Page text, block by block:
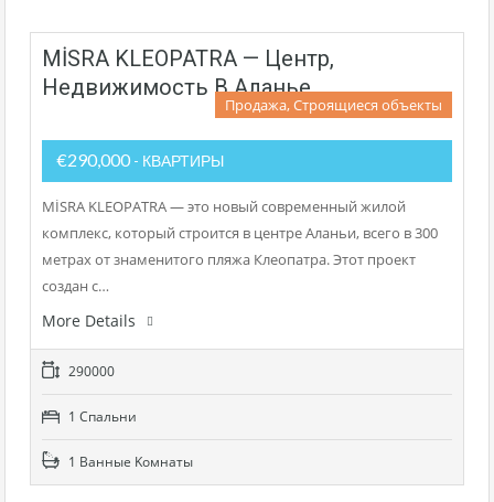
MİSRA KLEOPATRA — Центр,
Недвижимость В Аланье
Продажа, Строящиеся объекты
€290,000 - КВАРТИРЫ
MİSRA KLEOPATRA — это новый современный жилой
комплекс, который строится в центре Аланьи, всего в 300
метрах от знаменитого пляжа Клеопатра. Этот проект
создан с…
More Details
290000
1 Cпальни
1 Bанные Kомнаты